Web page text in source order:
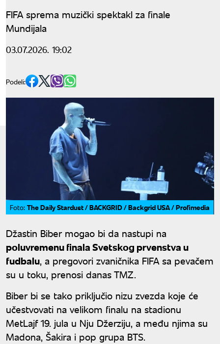
FIFA sprema muzički spektakl za finale
Mundijala
03.07.2026. 19:02
Podeli:
Foto: The Daily Stardust / BACKGRID / Backgrid USA / Profimedia
Džastin Biber mogao bi da nastupi na
poluvremenu finala Svetskog prvenstva u
fudbalu, a pregovori zvaničnika FIFA sa pevačem
su u toku, prenosi danas TMZ.
Biber bi se tako priključio nizu zvezda koje će
učestvovati na velikom finalu na stadionu
MetLajf 19. jula u Nju Džerziju, a među njima su
Madona, Šakira i pop grupa BTS.